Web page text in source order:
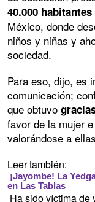
40.000 habitantes
México, donde
niños y niñas y
sociedad.
Para eso, dijo, es
comunicación;
que obtuvo
favor de la mujer
valorándose a
Leer también:
¡Jayombe! La
en Las Tablas
Ha sido víctima de